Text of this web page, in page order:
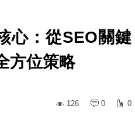
心：從SEO關鍵
方位策略
126
0 0